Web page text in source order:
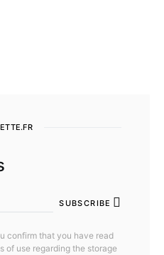
SUBSCRIBE
confirm that you have read
of use regarding the storage